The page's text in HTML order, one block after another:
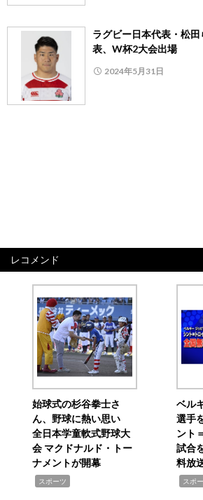
ラグビー日本代表・松
表、W杯2大会出場
2024年5月31日
レコメンド
始球式の杉谷拳士さ
ん、野球に熱い思い
全日本学童軟式野球大
会 マクドナルド・トー
ナメントが開幕
スポーツ
ベル
選手
ント
試合
料放
スポ